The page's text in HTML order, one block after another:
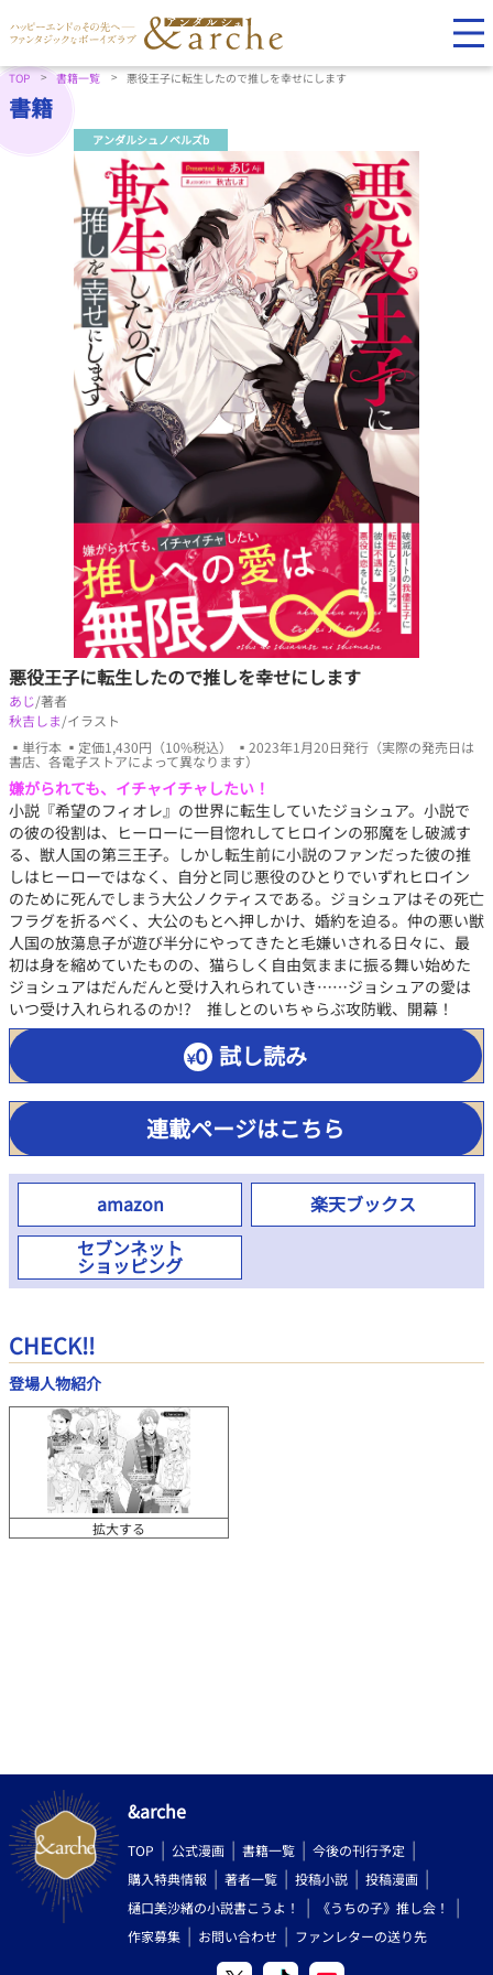
TOP 書籍一覧 悪役王子に転生したので推しを幸せにします
書籍
アンダルシュノベルズb
悪役王子に転生したので推しを幸せにします
あじ/著者
秋吉しま/イラスト
▪単行本 ▪定価1,430円（10%税込） ▪2023年1月20日発行（実際の発売日は
書店、各電子ストアによって異なります）
嫌がられても、イチャイチャしたい！
小説『希望のフィオレ』の世界に転生していたジョシュア。小説で
の彼の役割は、ヒーローに一目惚れしてヒロインの邪魔をし破滅す
る、獣人国の第三王子。しかし転生前に小説のファンだった彼の推
しはヒーローではなく、自分と同じ悪役のひとりでいずれヒロイン
のために死んでしまう大公ノクティスである。ジョシュアはその死亡
フラグを折るべく、大公のもとへ押しかけ、婚約を迫る。仲の悪い獣
人国の放蕩息子が遊び半分にやってきたと毛嫌いされる日々に、最
初は身を縮めていたものの、猫らしく自由気ままに振る舞い始めた
ジョシュアはだんだんと受け入れられていき……ジョシュアの愛は
いつ受け入れられるのか!? 推しとのいちゃらぶ攻防戦、開幕！
試し読み
連載ページはこちら
amazon
楽天ブックス
セブンネット
ショッピング
CHECK!!
登場人物紹介
拡大する
&arche
TOP 公式漫画 書籍一覧
今後の刊行予定
購入特典情報
著者一覧 投稿小説
投稿漫画
樋口美沙緒の小説書こうよ！
《うちの子》推し会！
作家募集
お問い合わせ ファンレターの送り先